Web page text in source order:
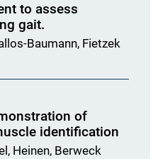
to assess
gait.
Baumann, Fietzek
of
identification
Heinen, Berweck